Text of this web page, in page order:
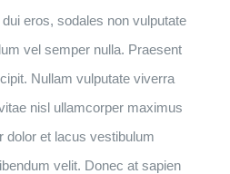
eros, sodales non vulputate
vel semper nulla. Praesent
Nullam vulputate viverra
nisl ullamcorper maximus
dolor et lacus vestibulum
velit. Donec at sapien